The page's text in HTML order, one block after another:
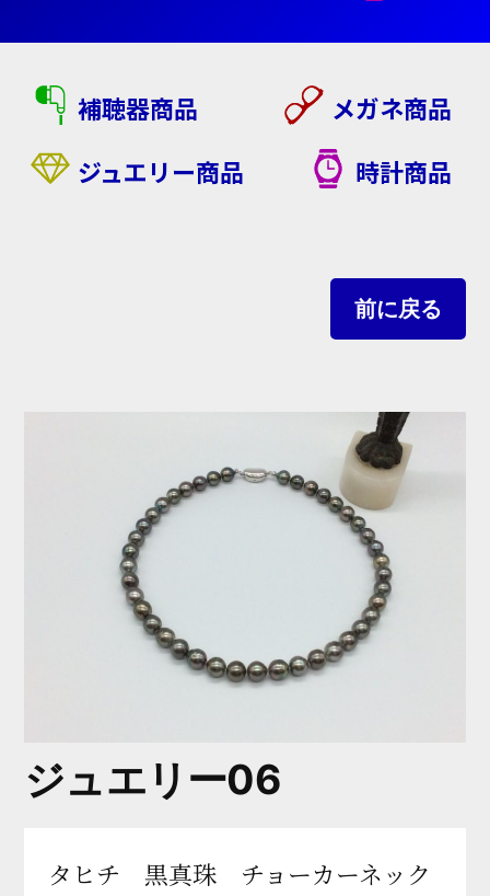
補聴器商品
メガネ商品
ジュエリー商品
時計商品
ジュエリー06
タヒチ 黒真珠 チョーカーネック